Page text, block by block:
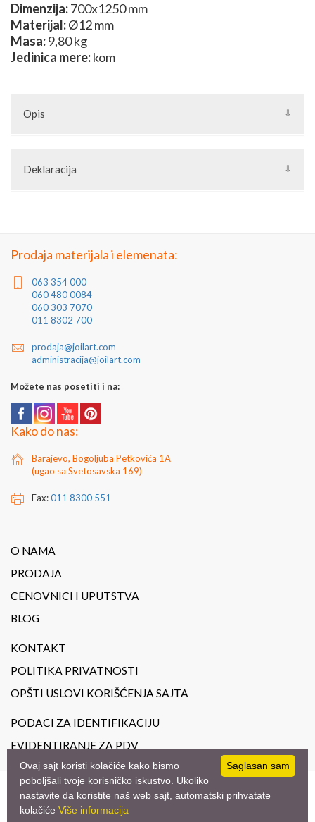
Dimenzija:700x1250 mm
Materijal:Ø12 mm
Masa:9,80 kg
Jedinica mere:kom
Opis
što su bubrezi, s-elementi i ostalih elemenata od kovanog
gvožđa. Pojedini sklopovi se izrađuju od nestandarnih elemenata
Za dodatne informacije kontaktirajte nas putem e-
Dodatni nazivi proizvoda: ispuna, mustra, šara, aplikacija...
Deklaracija
Prodaja materijala i elemenata:
063 354 000
060 480 0084
060 303 7070
011 8302 700
prodaja@joilart.com
administracija@joilart.com
Možete nas posetiti i na:
Kako do nas:
Barajevo, Bogoljuba Petkovića 1A
(ugao sa Svetosavska 169)
Fax:011 8300 551
O NAMA
PRODAJA
CENOVNICI I UPUTSTVA
BLOG
KONTAKT
POLITIKA PRIVATNOSTI
OPŠTI USLOVI KORIŠĆENJA SAJTA
PODACI ZA IDENTIFIKACIJU
EVIDENTIRANJE ZA PDV
© 2023JoilArt.- All Rights Reserved. Design bystudio triD
Saglasan sam
Ovaj sajt koristi kolačiće kako bismo
poboljšali tvoje korisničko iskustvo. Ukoliko
nastavite da koristite naš web sajt, automatski prihvatate
kolačiće Više informacija